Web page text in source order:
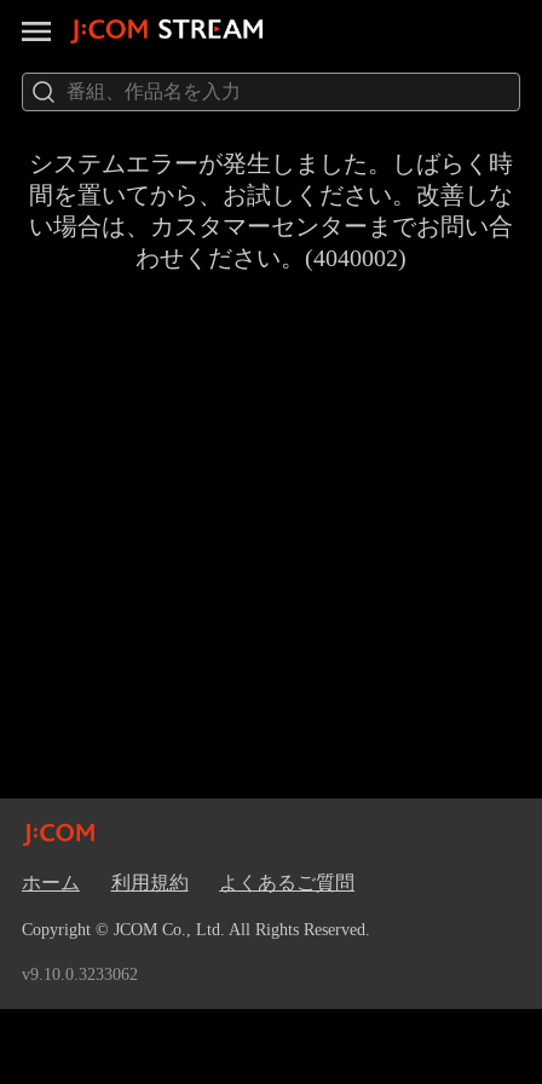
システムエラーが発生しました。しばらく時
間を置いてから、お試しください。改善しな
い場合は、カスタマーセンターまでお問い合
わせください。(4040002)
ホーム 利用規約 よくあるご質問
Copyright © JCOM Co., Ltd. All Rights Reserved.
v9.10.0.3233062